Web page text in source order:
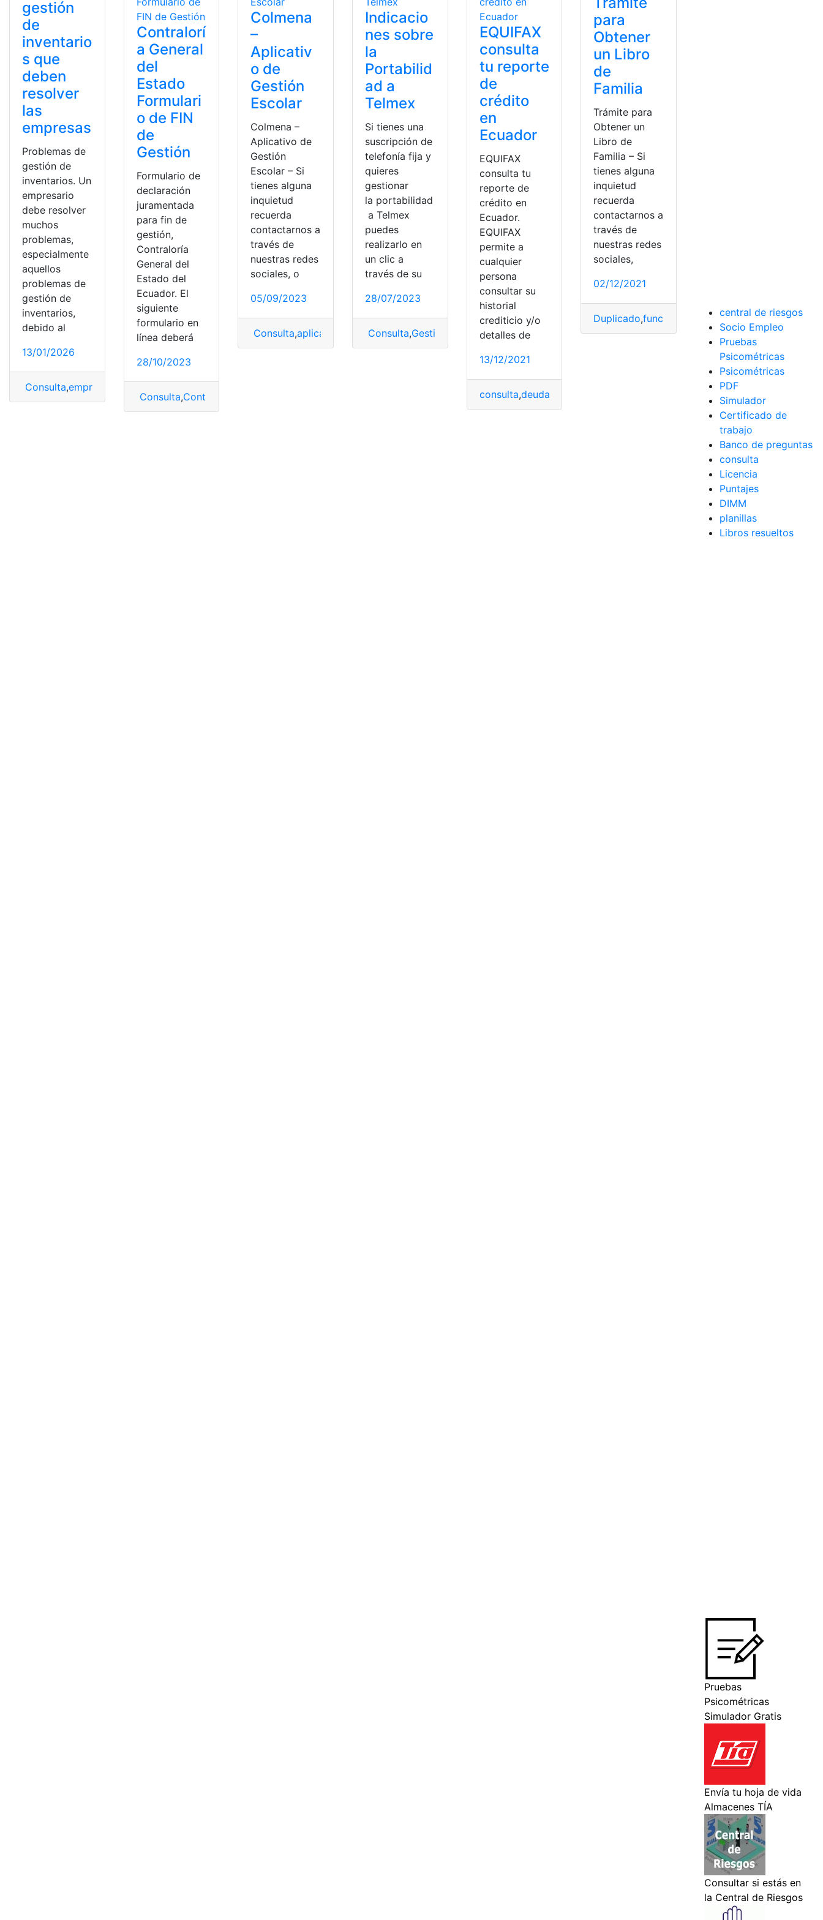
gestión
de
inventario
s que
deben
resolver
las
empresas
Problemas de
gestión de
inventarios. Un
empresario
debe resolver
muchos
problemas,
especialmente
aquellos
problemas de
gestión de
inventarios,
debido al
13/01/2026
Consulta,empresas
Contralorí
a General
del
Estado
Formulari
o de FIN
de
Gestión
Formulario de
declaración
juramentada
para fin de
gestión,
Contraloría
General del
Estado del
Ecuador. El
siguiente
formulario en
línea deberá
28/10/2023
Consulta,Contraloría
Colmena
–
Aplicativ
o de
Gestión
Escolar
Colmena –
Aplicativo de
Gestión
Escolar – Si
tienes alguna
inquietud
recuerda
contactarnos a
través de
nuestras redes
sociales, o
05/09/2023
Consulta,aplicativo Colmena,Gestión,Gestión Escolar
Indicacio
nes sobre
la
Portabilid
ad a
Telmex
Si tienes una
suscripción de
telefonía fija y
quieres
gestionar
la portabilidad
a Telmex
puedes
realizarlo en
un clic a
través de su
28/07/2023
Consulta,Gestión indicaciones,portabilidad Telmex
EQUIFAX
consulta
tu reporte
de
crédito
en
Ecuador
EQUIFAX
consulta tu
reporte de
crédito en
Ecuador.
EQUIFAX
permite a
cualquier
persona
consultar su
historial
crediticio y/o
detalles de
13/12/2021
consulta,deuda tarjeta de débito
para
Obtener
un Libro
de
Familia
Trámite para
Obtener un
Libro de
Familia – Si
tienes alguna
inquietud
recuerda
contactarnos a
través de
nuestras redes
sociales,
02/12/2021
Duplicado,función Gestión Ley,Libro,Matrimonio
central de riesgos
Socio Empleo
Pruebas
Psicométricas
Psicométricas
PDF
Simulador
Certificado de
trabajo
Banco de preguntas
consulta
Licencia
Puntajes
DIMM
planillas
Libros resueltos